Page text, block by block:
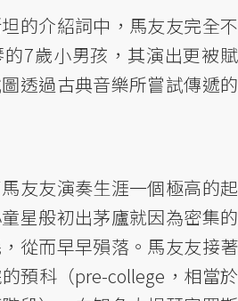
的介紹詞中，馬友友完全不
7歲小男孩，其演出更被賦
透過古典音樂所嘗試傳遞的
友友演奏生涯一個極高的起
星般初出茅廬就因為密集的
從而早早殞落。馬友友接著
預科（pre-college，相當於